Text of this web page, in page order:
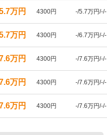
万円 4300円 -/5.7万円/-/-
万円 4300円 -/6.7万円/-/-
万円 4300円 -/7.6万円/-/-
万円 4300円 -/7.6万円/-/-
万円 4300円 -/7.6万円/-/-